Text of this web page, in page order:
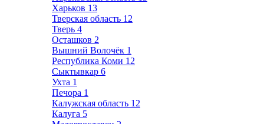
Харьков 13
Тверская область 12
Тверь 4
Осташков 2
Вышний Волочёк 1
Республика Коми 12
Сыктывкар 6
Ухта 1
Печора 1
Калужская область 12
Калуга 5